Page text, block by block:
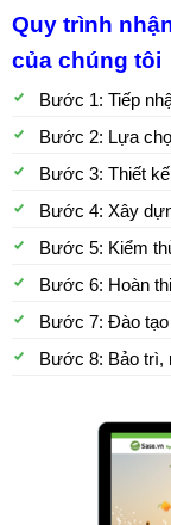
Quy trình
của chúng tôi
Bước 1: Tiếp
Bước 2: Lựa
Bước 3: Thiết
Bước 4: Xây
Bước 5: Kiểm
Bước 6: Hoàn
Bước 7: Đào
Bước 8: Bảo trì,